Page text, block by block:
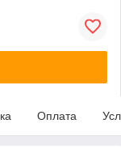
Оплата